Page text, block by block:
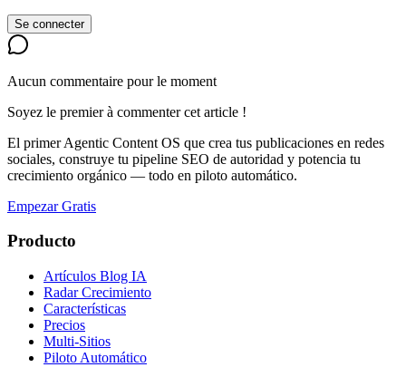
Se connecter
Aucun commentaire pour le moment
Soyez le premier à commenter cet article !
El primer Agentic Content OS que crea tus publicaciones en redes
sociales, construye tu pipeline SEO de autoridad y potencia tu
crecimiento orgánico — todo en piloto automático.
Empezar Gratis
Producto
Artículos Blog IA
Radar Crecimiento
Características
Precios
Multi-Sitios
Piloto Automático